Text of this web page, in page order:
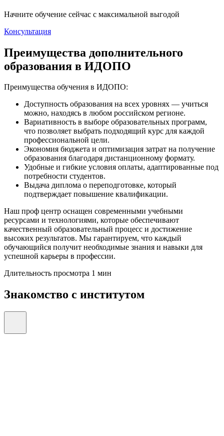
Начните обучение сейчас с максимальной выгодой
Консультация
Преимущества дополнительного
образования в ИДОПО
Преимущества обучения в ИДОПО:
Доступность образования на всех уровнях — учиться
можно, находясь в любом российском регионе.
Вариативность в выборе образовательных программ,
что позволяет выбрать подходящий курс для каждой
профессиональной цели.
Экономия бюджета и оптимизация затрат на получение
образования благодаря дистанционному формату.
Удобные и гибкие условия оплаты, адаптированные под
потребности студентов.
Выдача диплома о переподготовке, который
подтверждает повышение квалификации.
Наш проф центр оснащен современными учебными
ресурсами и технологиями, которые обеспечивают
качественный образовательный процесс и достижение
высоких результатов. Мы гарантируем, что каждый
обучающийся получит необходимые знания и навыки для
успешной карьеры в профессии.
Длительность просмотра 1 мин
Знакомство с институтом